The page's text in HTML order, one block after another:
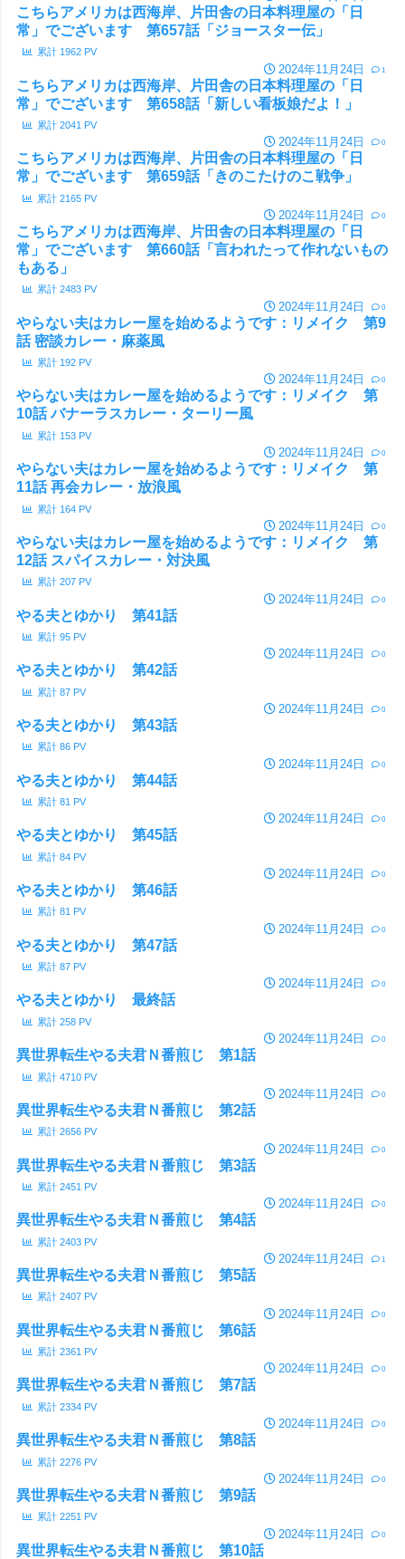
こちらアメリカは西海岸、片田舎の日本料理屋の「日
常」でございます 第657話「ジョースター伝」
累計 1962 PV
2024年11月24日 1
こちらアメリカは西海岸、片田舎の日本料理屋の「日
常」でございます 第658話「新しい看板娘だよ！」
累計 2041 PV
2024年11月24日 0
こちらアメリカは西海岸、片田舎の日本料理屋の「日
常」でございます 第659話「きのこたけのこ戦争」
累計 2165 PV
2024年11月24日 0
こちらアメリカは西海岸、片田舎の日本料理屋の「日
常」でございます 第660話「言われたって作れないもの
もある」
累計 2483 PV
2024年11月24日 0
やらない夫はカレー屋を始めるようです：リメイク 第9
話 密談カレー・麻薬風
累計 192 PV
2024年11月24日 0
やらない夫はカレー屋を始めるようです：リメイク 第
10話 バナーラスカレー・ターリー風
累計 153 PV
2024年11月24日 0
やらない夫はカレー屋を始めるようです：リメイク 第
11話 再会カレー・放浪風
累計 164 PV
2024年11月24日 0
やらない夫はカレー屋を始めるようです：リメイク 第
12話 スパイスカレー・対決風
累計 207 PV
2024年11月24日 0
やる夫とゆかり 第41話
累計 95 PV
2024年11月24日 0
やる夫とゆかり 第42話
累計 87 PV
2024年11月24日 0
やる夫とゆかり 第43話
累計 86 PV
2024年11月24日 0
やる夫とゆかり 第44話
累計 81 PV
2024年11月24日 0
やる夫とゆかり 第45話
累計 84 PV
2024年11月24日 0
やる夫とゆかり 第46話
累計 81 PV
2024年11月24日 0
やる夫とゆかり 第47話
累計 87 PV
2024年11月24日 0
やる夫とゆかり 最終話
累計 258 PV
2024年11月24日 0
異世界転生やる夫君Ｎ番煎じ 第1話
累計 4710 PV
2024年11月24日 0
異世界転生やる夫君Ｎ番煎じ 第2話
累計 2656 PV
2024年11月24日 0
異世界転生やる夫君Ｎ番煎じ 第3話
累計 2451 PV
2024年11月24日 0
異世界転生やる夫君Ｎ番煎じ 第4話
累計 2403 PV
2024年11月24日 1
異世界転生やる夫君Ｎ番煎じ 第5話
累計 2407 PV
2024年11月24日 0
異世界転生やる夫君Ｎ番煎じ 第6話
累計 2361 PV
2024年11月24日 0
異世界転生やる夫君Ｎ番煎じ 第7話
累計 2334 PV
2024年11月24日 0
異世界転生やる夫君Ｎ番煎じ 第8話
累計 2276 PV
2024年11月24日 0
異世界転生やる夫君Ｎ番煎じ 第9話
累計 2251 PV
2024年11月24日 0
異世界転生やる夫君Ｎ番煎じ 第10話